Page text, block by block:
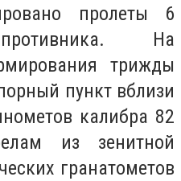
пролеты 6
На
трижды
пункт вблизи
калибра 82
из зенитной
гранатометов